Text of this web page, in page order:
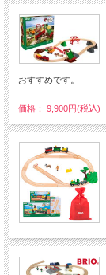
おすすめです。
価格： 9,900円(税込)